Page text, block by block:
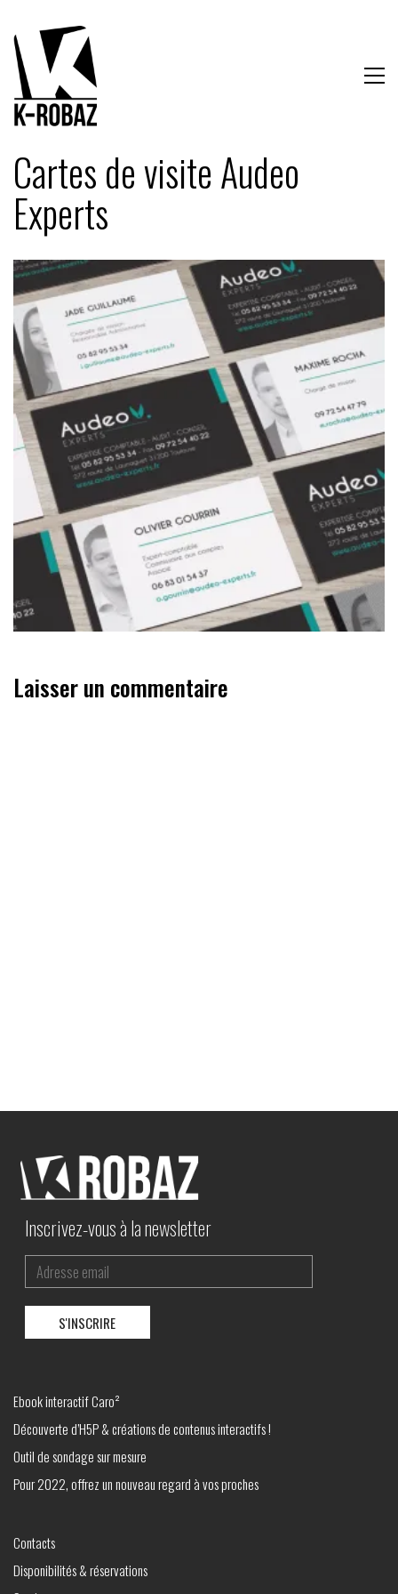
Cartes de visite Audeo
Experts
Laisser un commentaire
Inscrivez-vous à la newsletter
Ebook interactif Caro²
Découverte d’H5P & créations de contenus interactifs !
Outil de sondage sur mesure
Pour 2022, offrez un nouveau regard à vos proches
Contacts
Disponibilités & réservations